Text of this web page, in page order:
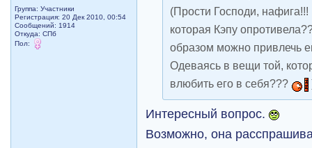
Группа: Участники
Регистрация: 20 Дек 2010, 00:54
Сообщений: 1914
Откуда: СПб
Пол:
(Прости Господи,
которая Кэпу
образом можно привлечь
Одеваясь в вещи той,
влюбить его в себя???
Интересный вопрос.
Возможно, она